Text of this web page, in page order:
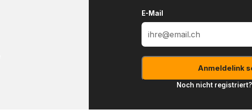
E-Mail
Anmeldelink
Noch nicht registriert?